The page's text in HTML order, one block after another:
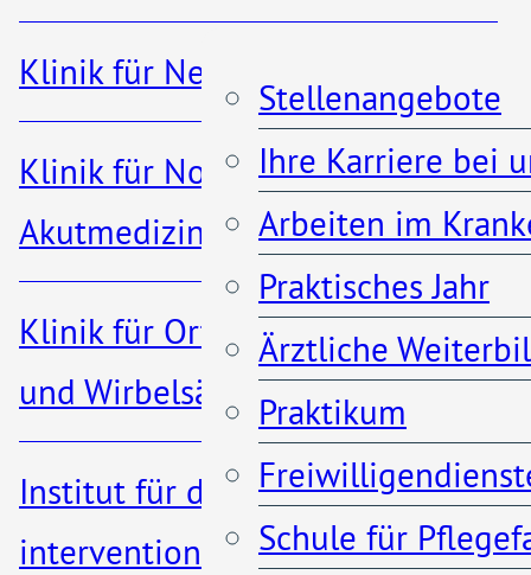
Klinik für Nephrologie
Klinik für Notfall- und
Akutmedizin
Klinik für Orthopädie, Unfall-
und Wirbelsäulenchirurgie
Institut für diagnostische und
interventionelle Radiologie
Stellenangebote
Ihre Karriere bei
Arbeiten im
Praktisches Jahr
Ärztliche
Praktikum
Schule für
Rhein
Urbacher Weg 19
51149 Köln
info@khporz.de
02203 – 5660